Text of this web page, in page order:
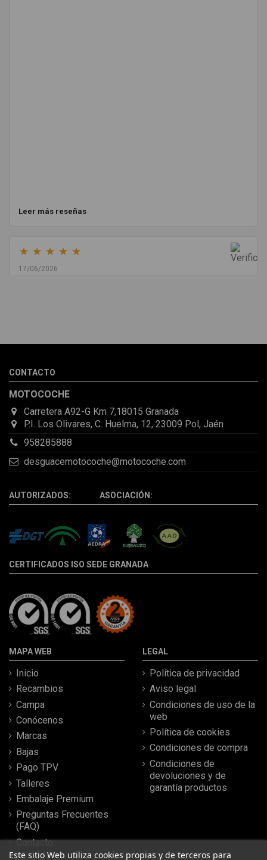
Leer más reseñas
★ ★ ★ ★ ★
17/06/2026
la pieza llegó correcta y bien embalada, además de llegarme 2
CONTACTO
MOTOCOCHE
Carretera A92-G Km 7,18015 Granada
P.I. Los Olivares, C. Huelma, 12, 23009 Pol, Jaén
958285888
desguacemotocoche@motocoche.com
AUTORIZADOS: ASOCIACIÓN:
CERTIFICADOS ISO SEDE GRANADA
MAPA WEB
Inicio
Recambios
Campa
Conócenos
Marcas
Bajas
Pago TPV
Talleres
Embalaje Premium
Preguntas Frecuentes
(FAQ)
Contacto
LEGAL
Política de privacidad
Aviso legal
Condiciones de uso de la
web
Política de cookies
Condiciones de compra
Condiciones de
devoluciones y de
garantía productos
Este sitio Web utiliza cookies propias y de terceros para